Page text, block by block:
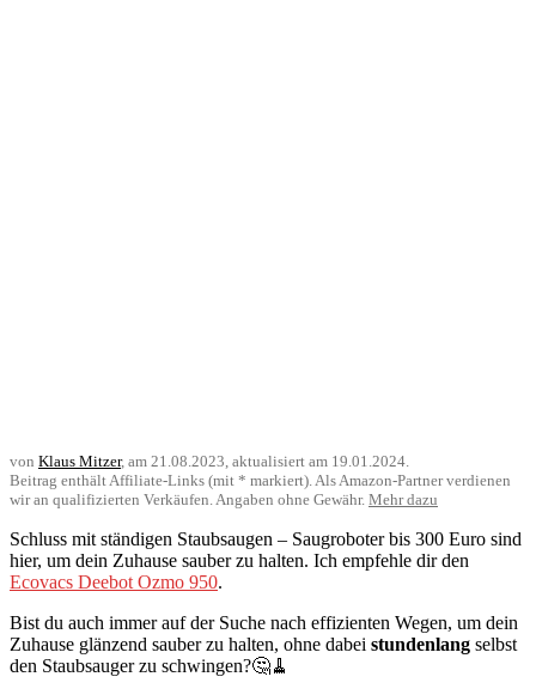
von Klaus Mitzer, am 21.08.2023, aktualisiert am 19.01.2024.
Beitrag enthält Affiliate-Links (mit * markiert). Als Amazon-Partner verdienen
wir an qualifizierten Verkäufen. Angaben ohne Gewähr. Mehr dazu
Schluss mit ständigen Staubsaugen – Saugroboter bis 300 Euro sind
hier, um dein Zuhause sauber zu halten. Ich empfehle dir den
Ecovacs Deebot Ozmo 950.
Bist du auch immer auf der Suche nach effizienten Wegen, um dein
Zuhause glänzend sauber zu halten, ohne dabei stundenlang selbst
den Staubsauger zu schwingen?🤔🧹